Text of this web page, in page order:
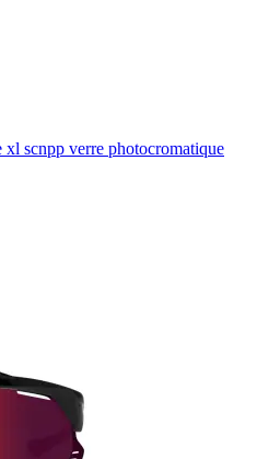
xl scnpp verre photocromatique